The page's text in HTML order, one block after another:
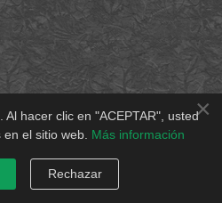
×
Al hacer clic en "ACEPTAR", usted
el sitio web. Más información
Rechazar